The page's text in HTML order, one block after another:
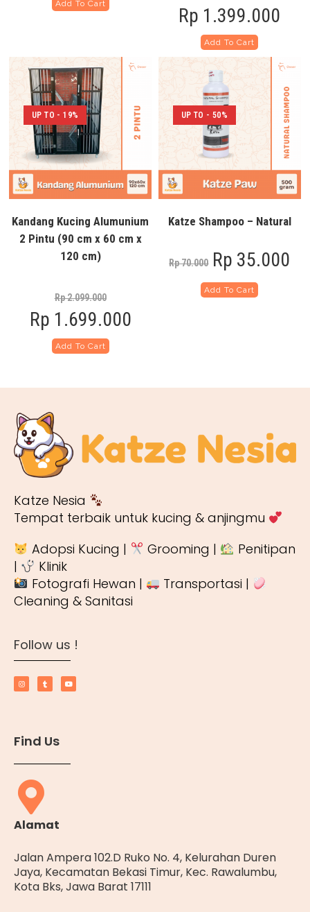
Add To Cart
Rp 1.399.000
Add To Cart
UP TO - 19%
Kandang Kucing Alumunium
2 Pintu (90 cm x 60 cm x
120 cm)
Rp2.099.000
Rp 1.699.000
Add To Cart
UP TO - 50%
Katze Shampoo – Natural
Rp70.000 Rp 35.000
Add To Cart
Katze Nesia
Tempat terbaik untuk kucing & anjingmu
Adopsi Kucing |
Grooming |
Penitipan
|
Klinik
Fotografi Hewan |
Transportasi |
Cleaning & Sanitasi
Follow us !
Find Us
Alamat
Jalan Ampera 102.D Ruko No. 4, Kelurahan Duren
Jaya, Kecamatan Bekasi Timur, Kec. Rawalumbu,
Kota Bks, Jawa Barat 17111